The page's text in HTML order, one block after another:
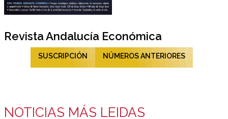
Revista Andalucía Económica
SUSCRIPCIÓN NÚMEROS ANTERIORES
NOTICIAS MÁS LEIDAS